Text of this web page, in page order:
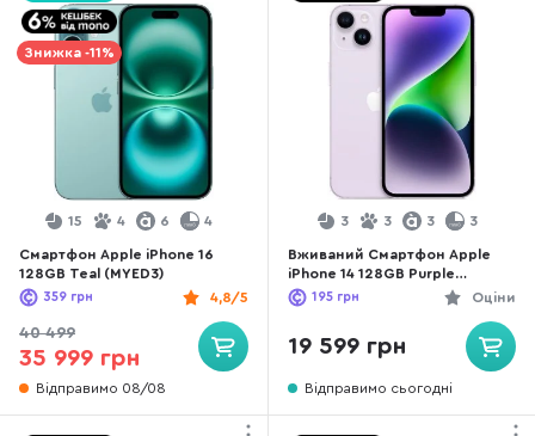
Знижка -11%
15 4 6 4
Смартфон Apple iPhone 16
128GB Teal (MYED3)
4,8/5
359 грн
40 499
35 999 грн
Відправимо 08/08
3 3 3 3
Вживаний Смартфон Apple
iPhone 14 128GB Purple
(14P128REFA) хороший станОціни
195 грн
19 599 грн
Відправимо сьогодні